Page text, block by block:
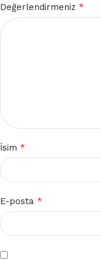
Değerlendirmeniz *
İsim *
E-posta *